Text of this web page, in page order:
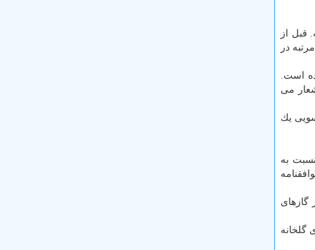
قبل از
در
است.
می
یك
به
گازهای
گلخانه